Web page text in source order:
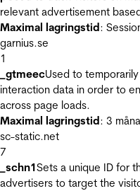
relevant advertisement
Maximal lagringstid:
garnius.se
1
_gtmeecUsed to
interaction data in order to
across page loads.
Maximal lagringstid: 3
sc-static.net
7
_schn1Sets a unique ID for
advertisers to target the